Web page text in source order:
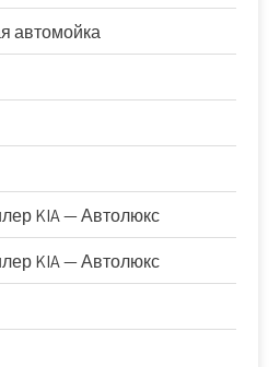
автомойка
KIA — Автолюкс
KIA — Автолюкс